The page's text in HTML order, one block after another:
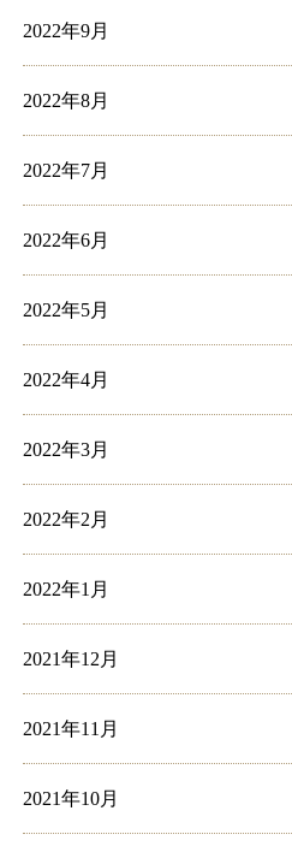
2022年9月
2022年8月
2022年7月
2022年6月
2022年5月
2022年4月
2022年3月
2022年2月
2022年1月
2021年12月
2021年11月
2021年10月